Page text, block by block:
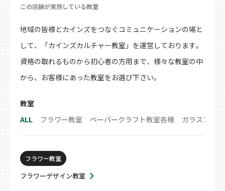
この店舗が実施している教室
地域の皆様とカインズをつなぐコミュニケーションの場と
して、「カインズカルチャー教室」を運営しております。
資格の取れるものから初心者の方用まで、様々な教室の中
から、お客様にあった教室をお選び下さい。
教室
ALL
フラワー教室 ペーパークラフト教室各種 ガラスアー
フラワー教室
フラワーデザイン教室